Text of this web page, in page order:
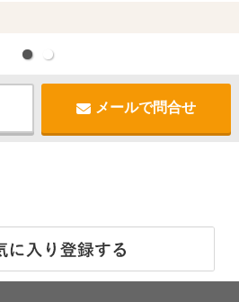
メールで問合せ